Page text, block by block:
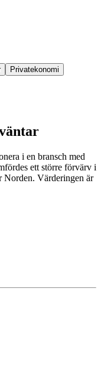
Privatekonomi
i en bransch med
ett större förvärv i
Norden. Värderingen är